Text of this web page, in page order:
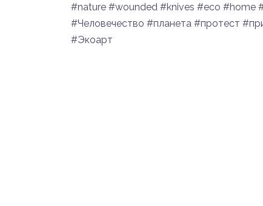
#nature #wounded #knives #eco #home
#Человечество #планета #протест
#Экоарт